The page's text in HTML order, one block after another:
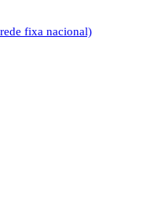
fixa nacional)